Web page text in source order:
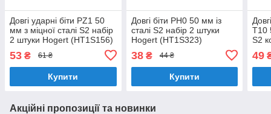
Довгі ударні біти PZ1 50
мм з міцної сталі S2 набір
2 штуки Hogert (HT1S156)
53 ₴ 61 ₴
Купити
Довгі біти PH0 50 мм із
сталі S2 набір 2 штуки
Hogert (HT1S323)
38₴ 44 ₴
Купити
T10
S2
49
Акційні пропозиції та новинки